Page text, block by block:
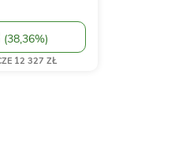
(38,36%)
12 327 ZŁ